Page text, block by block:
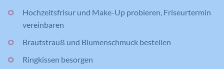
Hochzeitsfrisur und Make-Up probieren, Friseurtermin
vereinbaren
Brautstrauß und Blumenschmuck bestellen
Ringkissen besorgen